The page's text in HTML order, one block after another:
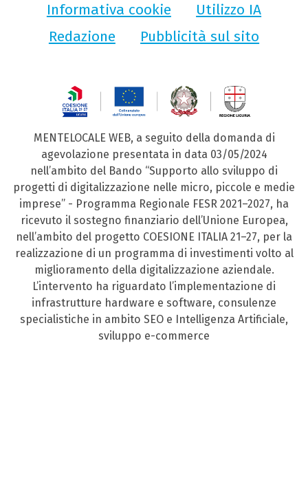
Informativa cookie
Utilizzo IA
Redazione
Pubblicità sul sito
MENTELOCALE WEB, a seguito della domanda di
agevolazione presentata in data 03/05/2024
nell’ambito del Bando “Supporto allo sviluppo di
progetti di digitalizzazione nelle micro, piccole e medie
imprese” - Programma Regionale FESR 2021–2027, ha
ricevuto il sostegno finanziario dell’Unione Europea,
nell’ambito del progetto COESIONE ITALIA 21–27, per la
realizzazione di un programma di investimenti volto al
miglioramento della digitalizzazione aziendale.
L’intervento ha riguardato l’implementazione di
infrastrutture hardware e software, consulenze
specialistiche in ambito SEO e Intelligenza Artificiale,
sviluppo e-commerce